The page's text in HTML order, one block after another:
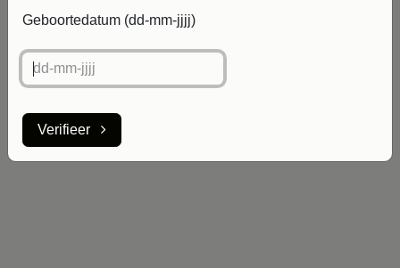
Geboortedatum (dd-mm-jjjj)
Verifieer